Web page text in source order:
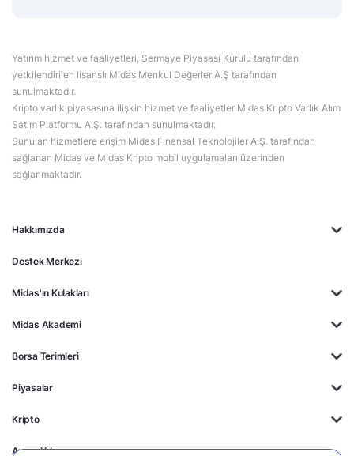
Hakkımızda
Destek Merkezi
Midas'ın Kulakları
Midas Akademi
Borsa Terimleri
Piyasalar
Kripto
Ayrıcalıklar
Yatırım hizmet ve faaliyetleri, Sermaye Piyasası Kurulu tarafından
yetkilendirilen lisanslı Midas Menkul Değerler A.Ş tarafından
sunulmaktadır.
Kripto varlık piyasasına ilişkin hizmet ve faaliyetler Midas Kripto Varlık Alım
Satım Platformu A.Ş. tarafından sunulmaktadır.
Sunulan hizmetlere erişim Midas Finansal Teknolojiler A.Ş. tarafından
sağlanan Midas ve Midas Kripto mobil uygulamaları üzerinden
sağlanmaktadır.